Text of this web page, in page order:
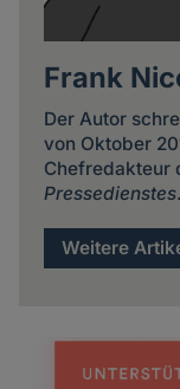
Frank
Der Autor
von Oktober
Chefredakteur
Pressedienstes.
Weitere